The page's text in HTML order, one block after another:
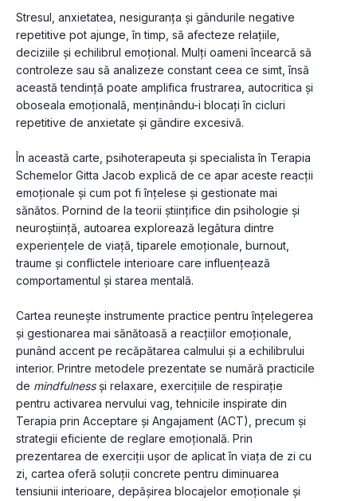
Stresul, anxietatea, nesiguranța și gândurile negative
repetitive pot ajunge, în timp, să afecteze relațiile,
deciziile și echilibrul emoțional. Mulți oameni încearcă să
controleze sau să analizeze constant ceea ce simt, însă
această tendință poate amplifica frustrarea, autocritica și
oboseala emoțională, menținându-i blocați în cicluri
repetitive de anxietate și gândire excesivă.
În această carte, psihoterapeuta și specialista în Terapia
Schemelor Gitta Jacob explică de ce apar aceste reacții
emoționale și cum pot fi înțelese și gestionate mai
sănătos. Pornind de la teorii științifice din psihologie și
neuroștiință, autoarea explorează legătura dintre
experiențele de viață, tiparele emoționale, burnout,
traume și conflictele interioare care influențează
comportamentul și starea mentală.
Cartea reunește instrumente practice pentru înțelegerea
și gestionarea mai sănătoasă a reacțiilor emoționale,
punând accent pe recăpătarea calmului și a echilibrului
interior. Printre metodele prezentate se numără practicile
de mindfulness și relaxare, exercițiile de respirație
pentru activarea nervului vag, tehnicile inspirate din
Terapia prin Acceptare și Angajament (ACT), precum și
strategii eficiente de reglare emoțională. Prin
prezentarea de exerciții ușor de aplicat în viața de zi cu
zi, cartea oferă soluții concrete pentru diminuarea
tensiunii interioare, depășirea blocajelor emoționale și